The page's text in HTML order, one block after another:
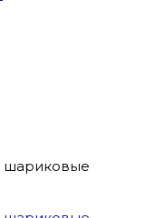
шариковые